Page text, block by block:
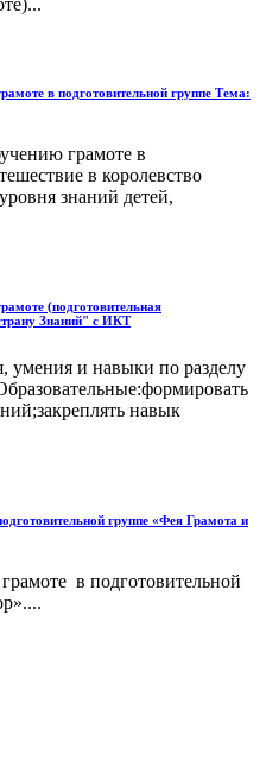
в подготовительной группе Тема:
грамоте в
в королевство
знаний детей,
(подготовительная
Знаний" с ИКТ
умения и навыки по разделу
навык
группе «Фея Грамота и
в подготовительной